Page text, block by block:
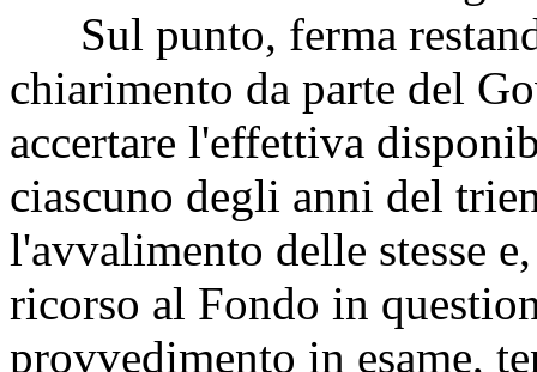
Sul punto, ferma
chiarimento da parte del
accertare l'effettiva
ciascuno degli anni del
l'avvalimento delle stesse
ricorso al Fondo in
provvedimento in esame,